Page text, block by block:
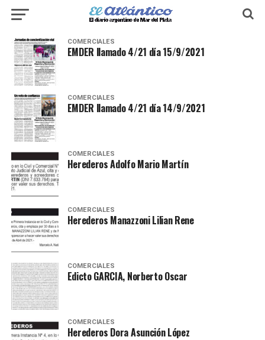
COMERCIALES
EMDER llamado 4/21 día 15/9/2021
COMERCIALES
EMDER llamado 4/21 día 14/9/2021
COMERCIALES
Herederos Adolfo Mario Martín
COMERCIALES
Herederos Manazzoni Lilian Rene
COMERCIALES
Edicto GARCIA, Norberto Oscar
COMERCIALES
Herederos Dora Asunción López